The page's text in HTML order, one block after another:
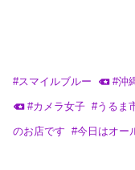
#スマイルブルー #沖
#カメラ女子 #うるま
のお店です #今日はオー